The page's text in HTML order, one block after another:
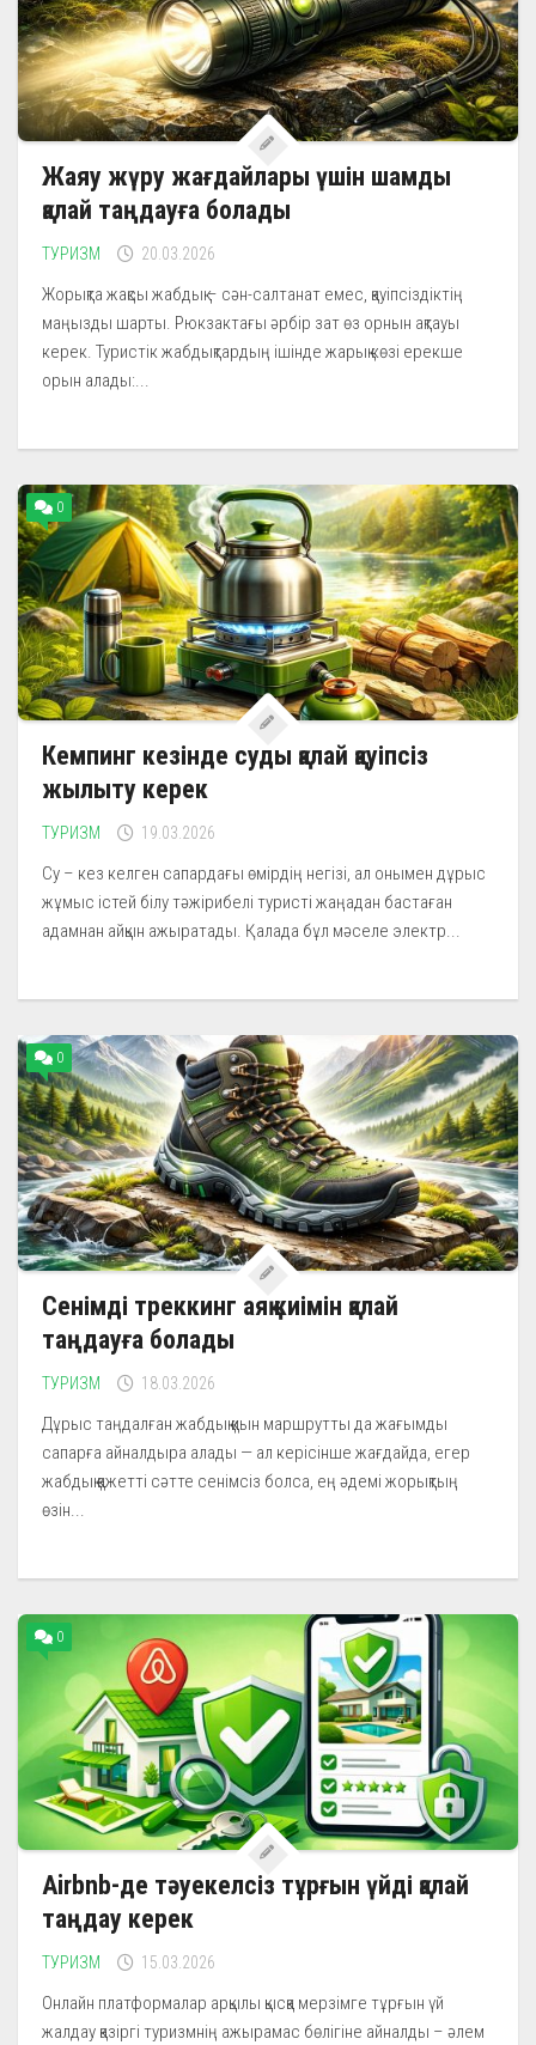
Жаяу жүру жағдайлары үшін шамды
қалай таңдауға болады
ТУРИЗМ 20.03.2026
Жорықта жақсы жабдық – сән-салтанат емес, қауіпсіздіктің
маңызды шарты. Рюкзактағы әрбір зат өз орнын ақтауы
керек. Туристік жабдықтардың ішінде жарық көзі ерекше
орын алады:...
0
Кемпинг кезінде суды қалай қауіпсіз
жылыту керек
ТУРИЗМ 19.03.2026
Су – кез келген сапардағы өмірдің негізі, ал онымен дұрыс
жұмыс істей білу тәжірибелі туристі жаңадан бастаған
адамнан айқын ажыратады. Қалада бұл мәселе электр...
0
Сенімді треккинг аяқ киімін қалай
таңдауға болады
ТУРИЗМ 18.03.2026
Дұрыс таңдалған жабдық қиын маршрутты да жағымды
сапарға айналдыра алады — ал керісінше жағдайда, егер
жабдық қажетті сәтте сенімсіз болса, ең әдемі жорықтың
өзін...
0
Airbnb-де тәуекелсіз тұрғын үйді қалай
таңдау керек
ТУРИЗМ 15.03.2026
Онлайн платформалар арқылы қысқа мерзімге тұрғын үй
жалдау қазіргі туризмнің ажырамас бөлігіне айналды – әлем